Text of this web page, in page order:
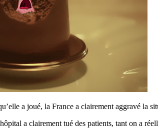
a joué, la France a clairement aggravé la
a clairement tué des patients, tant on a